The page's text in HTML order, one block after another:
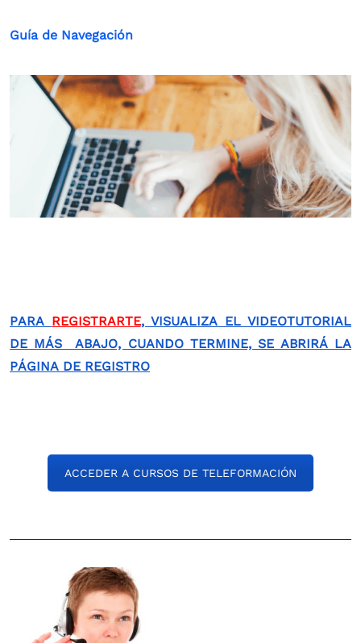
Guía de Navegación
PARA REGISTRARTE, VISUALIZA EL VIDEOTUTORIAL
DE MÁS ABAJO, CUANDO TERMINE, SE ABRIRÁ LA
PÁGINA DE REGISTRO
ACCEDER A CURSOS DE TELEFORMACIÓN